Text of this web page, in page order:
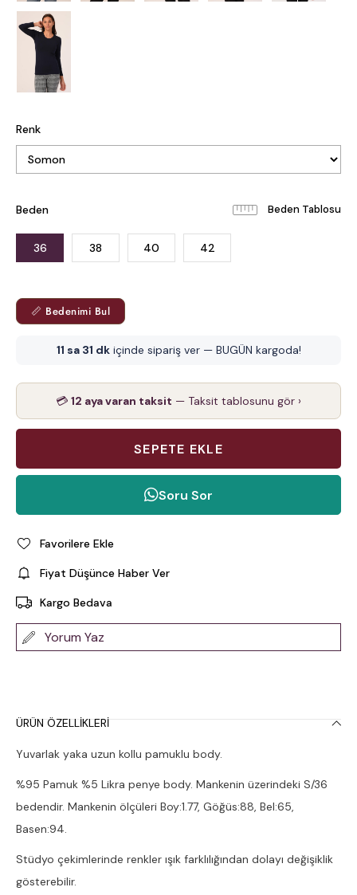
Renk
Beden Beden Tablosu
36 38 40 42
📏 Bedenimi Bul
11 sa 31 dkiçinde sipariş ver — BUGÜN kargoda!
💳 12 aya varan taksit — Taksit tablosunu gör ›
Soru Sor
Favorilere Ekle
Fiyat Düşünce Haber Ver
Kargo Bedava
Yorum Yaz
ÜRÜN ÖZELLIKLERI
Yuvarlak yaka uzun kollu pamuklu body.
%95 Pamuk %5 Likra penye body. Mankenin üzerindeki S/36
bedendir. Mankenin ölçüleri Boy:1.77, Göğüs:88, Bel:65,
Basen:94.
Stüdyo çekimlerinde renkler ışık farklılığından dolayı değişiklik
gösterebilir.